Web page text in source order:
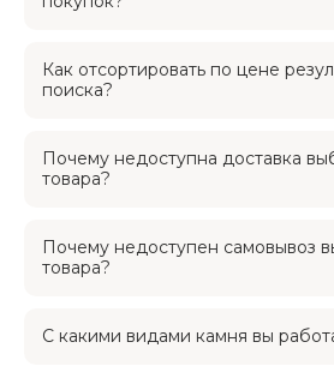
Как отсортировать по цене
поиска?
Почему недоступна доставка
товара?
Почему недоступен самовывоз
товара?
С какими видами камня вы